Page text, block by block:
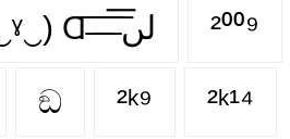
(‿ˠ‿) Ɑ͞ ̶͞ ̶͞ ̶͞ لں͞ ²⁰⁰⁹
ඞ ²ᵏ⁹ ²ᵏ¹⁴